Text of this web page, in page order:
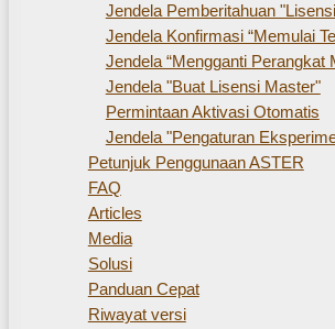
Jendela Pemberitahuan
Jendela Konfirmasi “Memulai
Jendela “Mengganti Perangkat
Jendela "Buat Lisensi Master"
Permintaan Aktivasi Otomatis
Jendela "Pengaturan
Petunjuk Penggunaan ASTER
FAQ
Articles
Media
Solusi
Panduan Cepat
Riwayat versi